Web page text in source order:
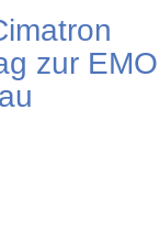
zur EMO